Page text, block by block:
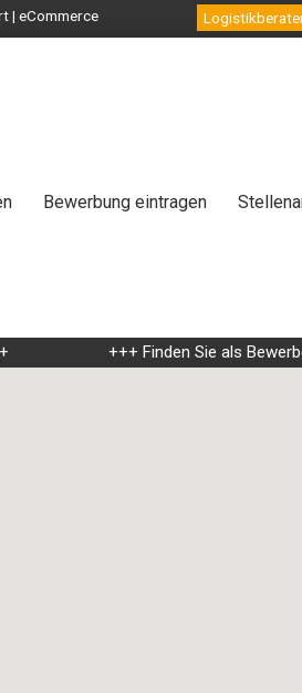
| eCommerce
Bewerbung eintragen
+++ Finden Sie als